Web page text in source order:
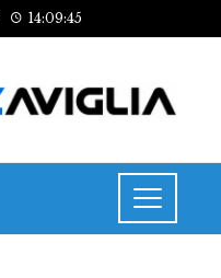
14:09:45